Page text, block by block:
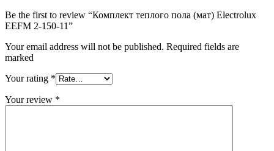
Be the first to review “Комплект теплого пола (мат) Electrolux
EEFM 2-150-11”
Your email address will not be published. Required fields are
marked
Your rating *
Your review *